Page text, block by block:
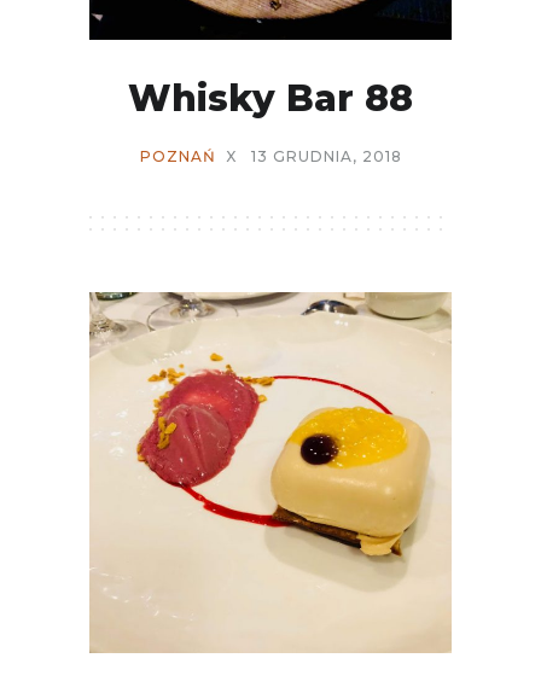
Whisky Bar 88
POZNAŃ X 13 GRUDNIA, 2018